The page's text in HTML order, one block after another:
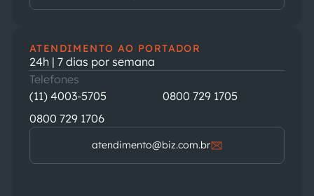
ATENDIMENTO AO PORTADOR
24h | 7 dias por semana
Telefones
(11) 4003-5705
0800 729 1705
0800 729 1706
atendimento@biz.com.br